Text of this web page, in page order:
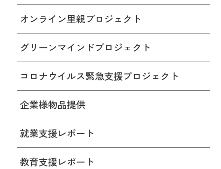
オンライン里親プロジェクト
グリーンマインドプロジェクト
コロナウイルス緊急支援プロジェクト
企業様物品提供
就業支援レポート
教育支援レポート